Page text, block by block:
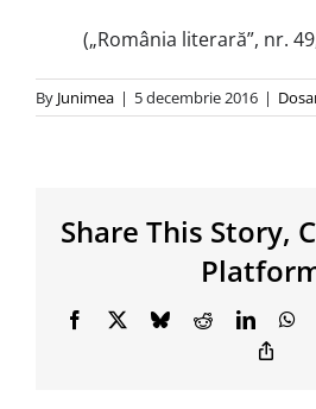
(„România literară”, nr.
By Junimea | 5 decembrie 2016 |
Share This Story,
Facebook BlueskyReddit